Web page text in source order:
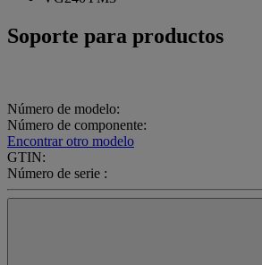
Soporte para productos
Número de modelo:
Número de componente:
Encontrar otro modelo
GTIN:
Número de serie :